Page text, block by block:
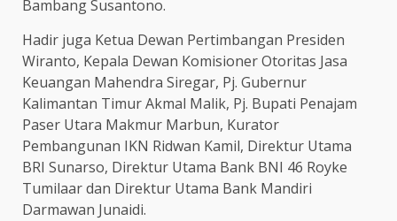
Bambang Susantono.
Hadir juga Ketua Dewan Pertimbangan Presiden
Wiranto, Kepala Dewan Komisioner Otoritas Jasa
Keuangan Mahendra Siregar, Pj. Gubernur
Kalimantan Timur Akmal Malik, Pj. Bupati Penajam
Paser Utara Makmur Marbun, Kurator
Pembangunan IKN Ridwan Kamil, Direktur Utama
BRI Sunarso, Direktur Utama Bank BNI 46 Royke
Tumilaar dan Direktur Utama Bank Mandiri
Darmawan Junaidi.